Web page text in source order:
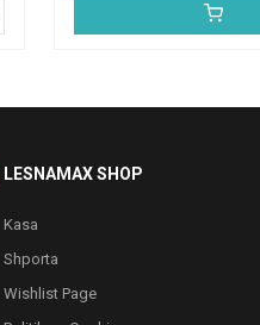
LESNAMAX SHOP
Kasa
Shporta
Wishlist Page